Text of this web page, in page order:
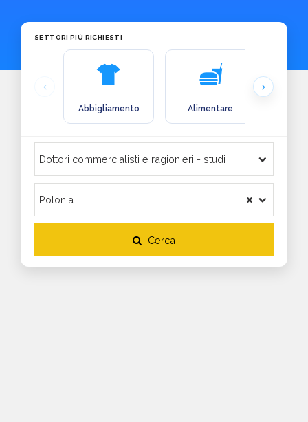
SETTORI PIÙ RICHIESTI
Abbigliamento Alimentare
Cerca